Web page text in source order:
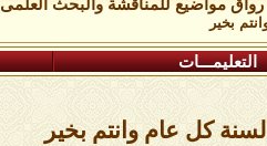
رواق مواضيع للمناقشة والبحث العلمى
بخير
التعليمـــات
كل عام وانتم بخير